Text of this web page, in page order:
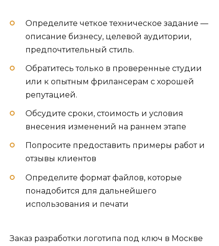
Определите четкое техническое задание —
описание бизнесу, целевой аудитории,
предпочтительный стиль.
Обратитесь только в проверенные студии
или к опытным фрилансерам с хорошей
репутацией.
Обсудите сроки, стоимость и условия
внесения изменений на раннем этапе
Попросите предоставить примеры работ и
отзывы клиентов
Определите формат файлов, которые
понадобится для дальнейшего
использования и печати
Заказ разработки логотипа под ключ в Москве